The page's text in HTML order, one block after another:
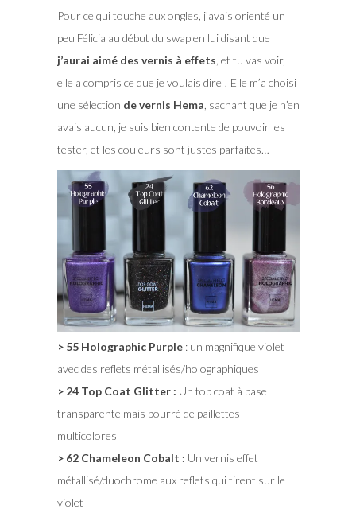
Pour ce qui touche aux ongles, j’avais orienté un
peu Félicia au début du swap en lui disant que
j’aurai aimé des vernis à effets , et tu vas voir,
elle a compris ce que je voulais dire ! Elle m’a choisi
une sélection de vernis Hema , sachant que je n’en
avais aucun, je suis bien contente de pouvoir les
tester, et les couleurs sont justes parfaites…
> 55 Holographic Purple: un magnifique violet
avec des reflets métallisés/holographiques
> 24 Top Coat Glitter : Un top coat à base
transparente mais bourré de paillettes
multicolores
> 62 Chameleon Cobalt : Un vernis effet
métallisé/duochrome aux reflets qui tirent sur le
violet